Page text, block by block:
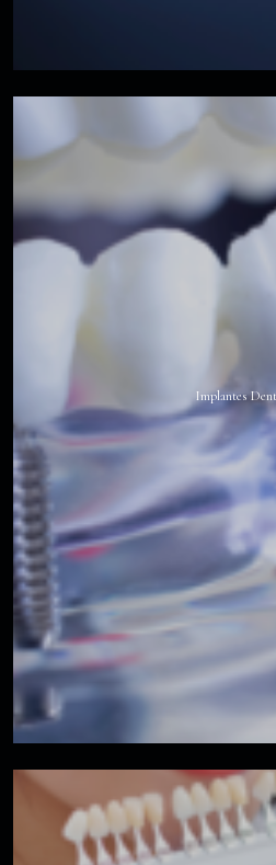
Implantes